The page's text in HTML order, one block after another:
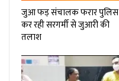
जुआ फड़ संचालक फरार पुलिस
कर रही सरगर्मी से जुआरी की
तलाश